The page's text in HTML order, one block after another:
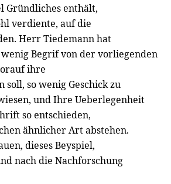
Gründliches enthält,
verdiente, auf die
Herr Tiedemann hat
Begrif von der vorliegenden
ihre
so wenig Geschick zu
und Ihre Ueberlegenheit
so entschieden,
ähnlicher Art abstehen.
dieses Beyspiel,
nach die Nachforschung